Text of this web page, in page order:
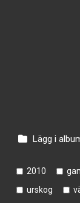
Lägg i
2010
urskog